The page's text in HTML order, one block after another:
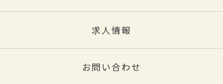
求人情報
お問い合わせ